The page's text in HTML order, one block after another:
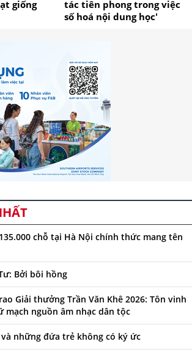
giống
tác tiên phong trong việc
số hoá nội dung học'
chỗ tại Hà Nội chính thức mang tên
Bởi bôi hồng
Giải thưởng Trần Văn Khê 2026: Tôn vinh
mạch nguồn âm nhạc dân tộc
những đứa trẻ không có ký ức